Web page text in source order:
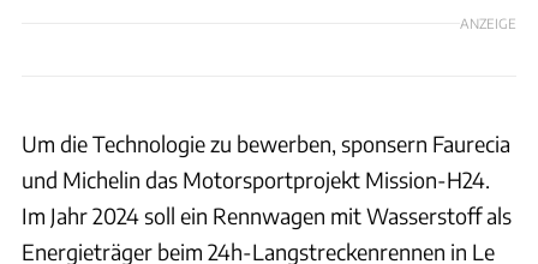
ANZEIGE
Um die Technologie zu bewerben, sponsern Faurecia
und Michelin das Motorsportprojekt Mission-H24.
Im Jahr 2024 soll ein Rennwagen mit Wasserstoff als
Energieträger beim 24h-Langstreckenrennen in Le